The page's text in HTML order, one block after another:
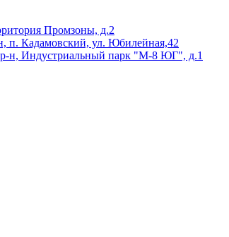
Промзоны, д.2
п. Кадамовский, ул. Юбилейная,42
р-н, Индустриальный парк "М-8 ЮГ", д.1